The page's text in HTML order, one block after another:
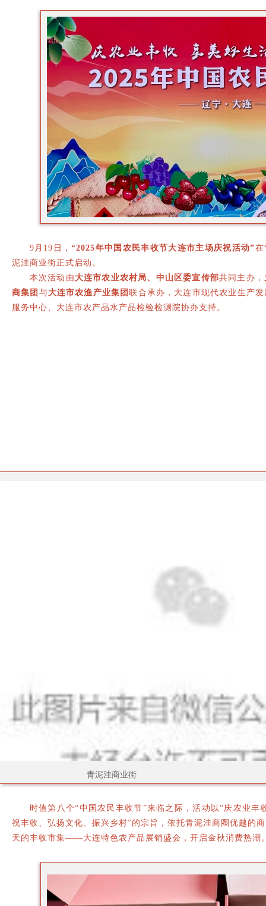
9月19日，“2025年中国农民丰收节大连市主场庆祝活动”在
泥洼商业街正式启动。
本次活动由 大连市农业农村局、中山区委宣传部共同主办，
商集团 与大连市农渔产业集团联合承办，大连市现代农业生产发
服务中心、大连市农产品水产品检验检测院协办支持。
青泥洼商业街
时值第八个“中国农民丰收节”来临之际，活动以“庆农业丰
祝丰收、弘扬文化、振兴乡村”的宗旨，依托青泥洼商圈优越的
天的丰收市集——大连特色农产品展销盛会，开启金秋消费热潮